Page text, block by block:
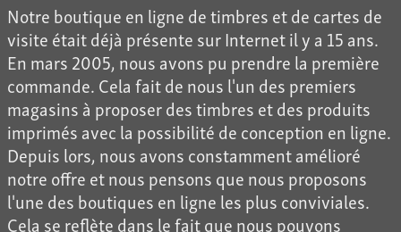
Notre boutique en ligne de timbres et de cartes de
visite était déjà présente sur Internet il y a 15 ans.
En mars 2005, nous avons pu prendre la première
commande. Cela fait de nous l'un des premiers
magasins à proposer des timbres et des produits
imprimés avec la possibilité de conception en ligne.
Depuis lors, nous avons constamment amélioré
notre offre et nous pensons que nous proposons
l'une des boutiques en ligne les plus conviviales.
Cela se reflète dans le fait que nous pouvons